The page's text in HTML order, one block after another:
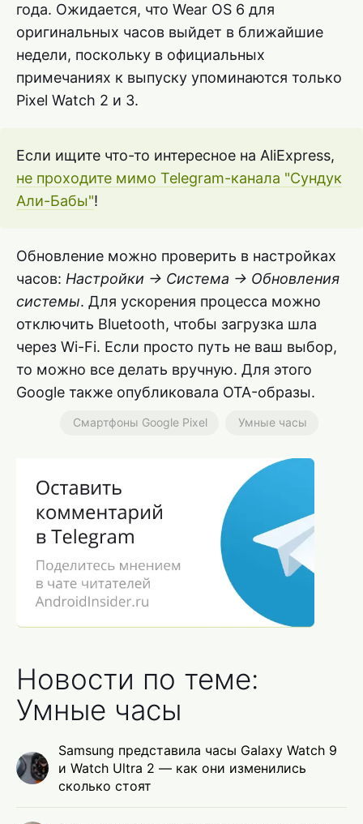
года. Ожидается, что Wear OS 6 для
оригинальных часов выйдет в ближайшие
недели, поскольку в официальных
примечаниях к выпуску упоминаются только
Pixel Watch 2 и 3.
Если ищите что-то интересное на AliExpress,
не проходите мимо Telegram-канала "Сундук
Али-Бабы"!
Обновление можно проверить в настройках
часов: Настройки → Система → Обновления
системы. Для ускорения процесса можно
отключить Bluetooth, чтобы загрузка шла
через Wi-Fi. Если просто путь не ваш выбор,
то можно все делать вручную. Для этого
Google также опубликовала OTA-образы.
Смартфоны Google Pixel Умные часы
Новости по теме:
Умные часы
Samsung представила часы Galaxy Watch 9
и Watch Ultra 2 — как они изменились
сколько стоят